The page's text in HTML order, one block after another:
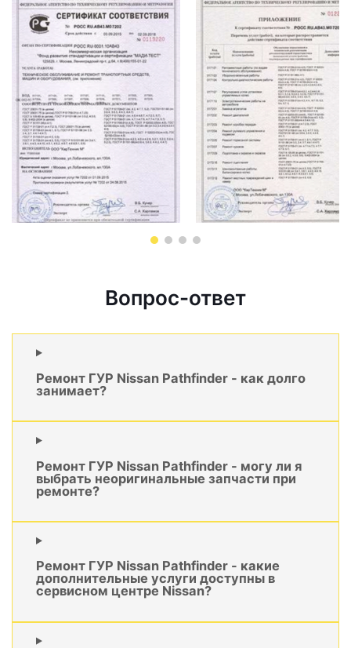
Вопрос-ответ
Ремонт ГУР Nissan Pathfinder - как долго
занимает?
Ремонт ГУР Nissan Pathfinder - могу ли я
выбрать неоригинальные запчасти при
ремонте?
Ремонт ГУР Nissan Pathfinder - какие
дополнительные услуги доступны в
сервисном центре Nissan?